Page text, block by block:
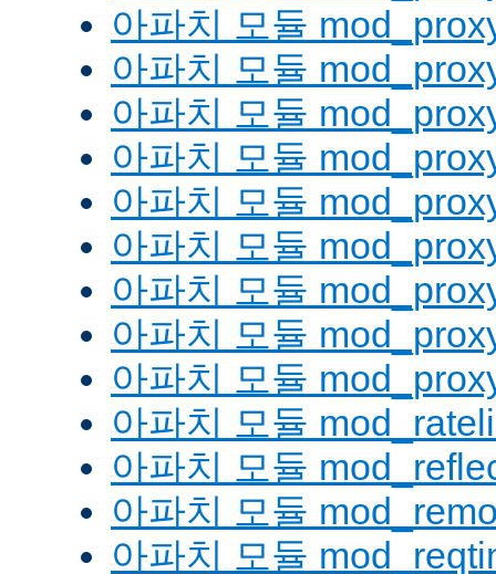
아파치 모듈
아파치 모듈
아파치 모듈
아파치 모듈
아파치 모듈
아파치 모듈
아파치 모듈
아파치 모듈
아파치 모듈
아파치 모듈
아파치 모듈
아파치 모듈
아파치 모듈